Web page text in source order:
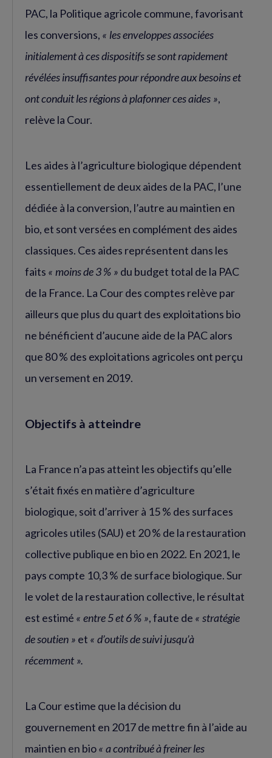
PAC, la Politique agricole commune, favorisant
les conversions, « les enveloppes associées
initialement à ces dispositifs se sont rapidement
révélées insuffisantes pour répondre aux besoins et
ont conduit les régions à plafonner ces aides »,
relève la Cour.
Les aides à l’agriculture biologique dépendent
essentiellement de deux aides de la PAC, l’une
dédiée à la conversion, l’autre au maintien en
bio, et sont versées en complément des aides
classiques. Ces aides représentent dans les
faits « moins de 3 % » du budget total de la PAC
de la France. La Cour des comptes relève par
ailleurs que plus du quart des exploitations bio
ne bénéficient d’aucune aide de la PAC alors
que 80 % des exploitations agricoles ont perçu
un versement en 2019.
Objectifs à atteindre
La France n’a pas atteint les objectifs qu’elle
s’était fixés en matière d’agriculture
biologique, soit d’arriver à 15 % des surfaces
agricoles utiles (SAU) et 20 % de la restauration
collective publique en bio en 2022. En 2021, le
pays compte 10,3 % de surface biologique. Sur
le volet de la restauration collective, le résultat
est estimé « entre 5 et 6 % », faute de « stratégie
de soutien » et « d’outils de suivi jusqu’à
récemment ».
La Cour estime que la décision du
gouvernement en 2017 de mettre fin à l’aide au
maintien en bio« a contribué à freiner les